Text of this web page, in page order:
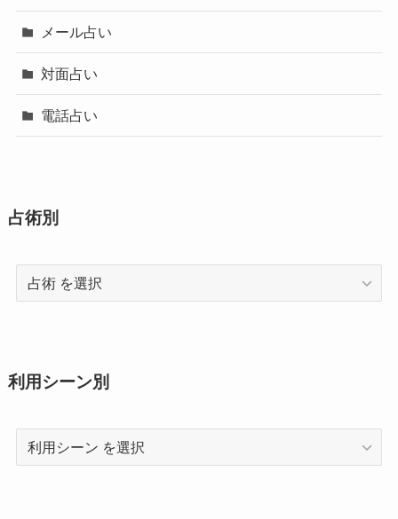
メール占い
対面占い
電話占い
占術別
術
利用シーン別
利
用